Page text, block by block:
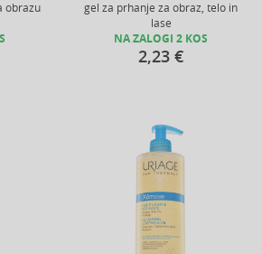
obrazu
gel za prhanje za obraz, telo in
lase
NA ZALOGI 2 KOS
2,23 €